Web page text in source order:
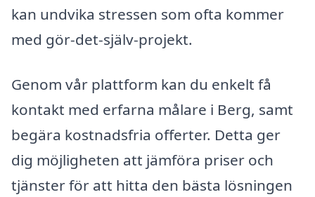
kan undvika stressen som ofta kommer
med gör-det-själv-projekt.
Genom vår plattform kan du enkelt få
kontakt med erfarna målare i Berg, samt
begära kostnadsfria offerter. Detta ger
dig möjligheten att jämföra priser och
tjänster för att hitta den bästa lösningen